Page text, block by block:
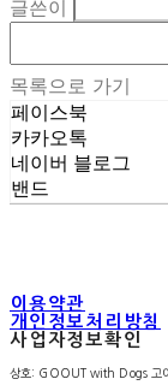
글쓴이
목록으로 가기
페이스북
카카오톡
네이버 블로그
밴드
이용약관
개인정보처리방침
사업자정보확인
상호: GOOUT with Dogs 고